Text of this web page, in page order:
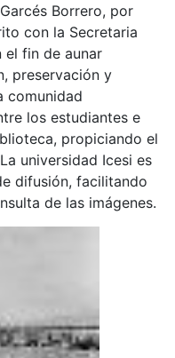
Borrero, por
con la Secretaria
el fin de aunar
preservación y
comunidad
los estudiantes e
propiciando el
universidad Icesi es
difusión, facilitando
de las imágenes.